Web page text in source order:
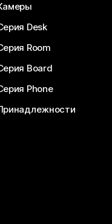
Desk
Room
Board
Phone